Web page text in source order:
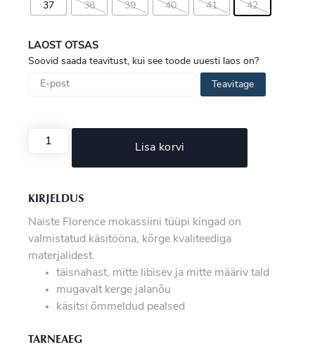
37 38 39 40 41 42
LAOST OTSAS
Soovid saada teavitust, kui see toode uuesti laos on?
Teavitage
Lisa korvi
KIRJELDUS
Naiste Florence mokassiini tüüpi kingad on
valmistatud käsitööna, kõrge kvaliteediga
materjalidest.
täisnahast, mitte libisev ja mitte määriv tald
mugavalt kerge jalanõu
käsitsi õmmeldud pealsed
TARNEAEG